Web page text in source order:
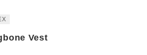
Vest